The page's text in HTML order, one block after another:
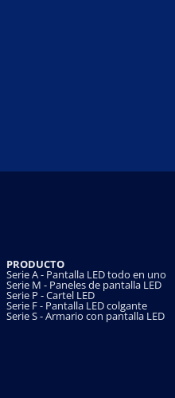
PRODUCTO
Serie A - Pantalla LED todo en uno
Serie M - Paneles de pantalla LED
Serie P - Cartel LED
Serie F - Pantalla LED colgante
Serie S - Armario con pantalla LED